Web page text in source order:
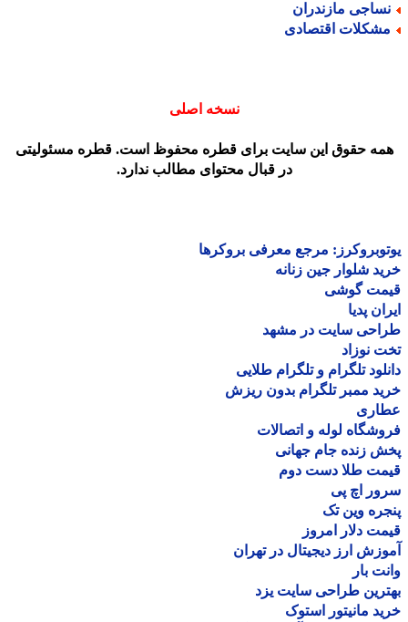
مازندران
اقتصادی
نسخه اصلی
حقوق این سایت برای قطره محفوظ است. قطره مسئولیتی
در قبال محتوای مطالب ندارد.
مرجع معرفی بروکرها
شلوار جین زنانه
گوشی
پدیا
سایت در مشهد
نوزاد
تلگرام و تلگرام طلایی
ممبر تلگرام بدون ریزش
لوله و اتصالات
زنده جام جهانی
طلا دست دوم
اچ پی
وین تک
دلار امروز
ارز دیجیتال در تهران
بار
طراحی سایت یزد
مانیتور استوک